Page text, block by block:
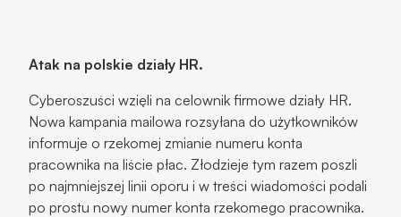
Atak na polskie działy HR.
Cyberoszuści wzięli na celownik firmowe działy HR.
Nowa kampania mailowa rozsyłana do użytkowników
informuje o rzekomej zmianie numeru konta
pracownika na liście płac. Złodzieje tym razem poszli
po najmniejszej linii oporu i w treści wiadomości podali
po prostu nowy numer konta rzekomego pracownika.